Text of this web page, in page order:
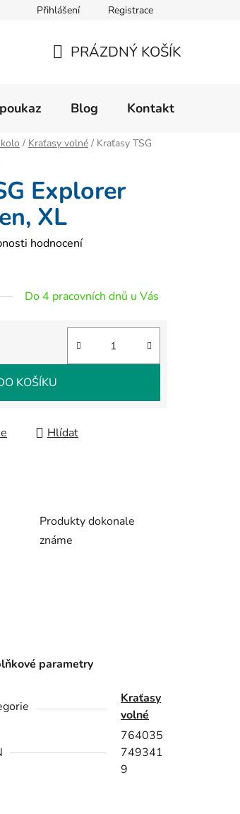
Formulář pro reklamaci zboží
Přihlášení Registrace
KOŠÍK
PRÁZDNÝ KOŠÍK
Blog Kontakt
/ Kraťasy volné / Kraťasy TSG
Explorer
XL
hodnocení
Do 4 pracovních dnů u Vás
KOŠÍKU
Hlídat
Produkty dokonale
známe
parametry
Kraťasy
volné
764035
749341
9